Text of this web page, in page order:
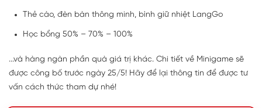
Thẻ cào, đèn bàn thông minh, bình giữ nhiệt LangGo
Học bổng 50% – 70% – 100%
...và hàng ngàn phần quà giá trị khác. Chi tiết về Minigame sẽ
được công bố trước ngày 25/5! Hãy để lại thông tin để được tư
vấn cách thức tham dự nhé!